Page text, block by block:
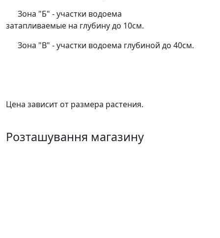
Зона "Б" - участки водоема
затапливаемые на глубину до 10см.
Зона "В" - участки водоема глубиной до 40см.
Цена зависит от размера растения.
Розташування магазину